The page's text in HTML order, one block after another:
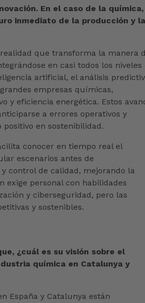
En el caso de la química,
inmediato de la producción y la
que transforma la manera
en casi todos los niveles
artificial, el análisis
empresas químicas,
y eficiencia energética. Estos
a errores operativos y
en sostenibilidad.
conocer en tiempo real el
escenarios antes de
control de calidad, mejorando la
exige personal con habilidades
y ciberseguridad, pero las
y sostenibles.
¿cuál es su visión sobre el
química en Catalunya y
España y Catalunya están